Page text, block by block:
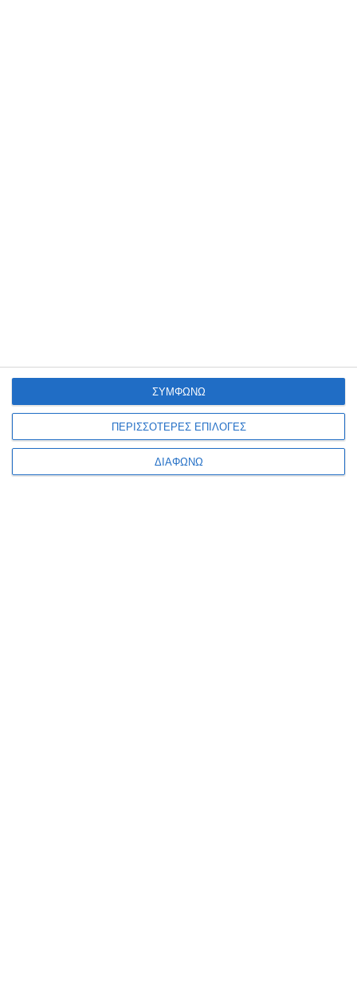
ΠΕΡΙΣΣΟΤΕΡΕΣ ΕΠΙΛΟΓΕΣ
ΔΙΑΦΩΝΩ
ΣΥΜΦΩΝΩ